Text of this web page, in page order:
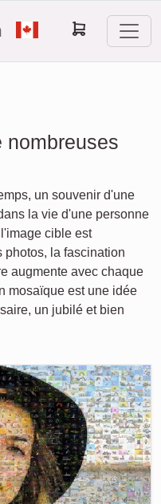
nombreuses
un souvenir d'une
la vie d'une personne
cible est
photos, la fascination
augmente avec chaque
mosaïque est une idée
un jubilé et bien